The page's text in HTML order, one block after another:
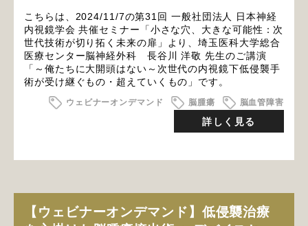
こちらは、2024/11/7の第31回 一般社団法人 日本神経
内視鏡学会 共催セミナー「小さな穴、大きな可能性：次
世代技術が切り拓く未来の扉」より、埼玉医科大学総合
医療センター脳神経外科 長谷川 洋敬 先生のご講演
「～俺たちに大開頭はない～次世代の内視鏡下低侵襲手
術が受け継ぐもの・超えていくもの」です。
ウェビナーオンデマンド 脳腫瘍 脳血管障害
詳しく見る
【ウェビナーオンデマンド】低侵襲治療